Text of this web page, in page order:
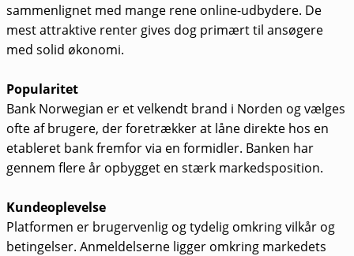
sammenlignet med mange rene online-udbydere. De
mest attraktive renter gives dog primært til ansøgere
med solid økonomi.
Popularitet
Bank Norwegian er et velkendt brand i Norden og vælges
ofte af brugere, der foretrækker at låne direkte hos en
etableret bank fremfor via en formidler. Banken har
gennem flere år opbygget en stærk markedsposition.
Kundeoplevelse
Platformen er brugervenlig og tydelig omkring vilkår og
betingelser. Anmeldelserne ligger omkring markedets